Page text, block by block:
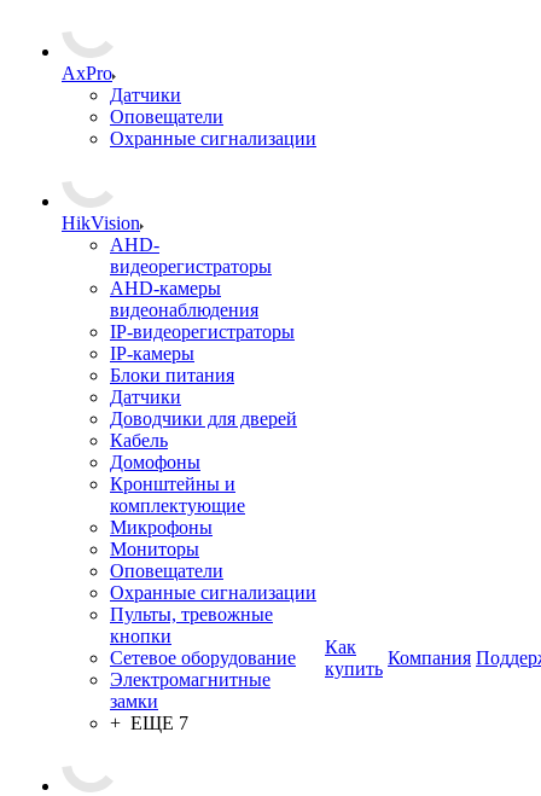
AxPro
Датчики
Оповещатели
Охранные сигнализации
HikVision
AHD-
видеорегистраторы
AHD-камеры
видеонаблюдения
IP-видеорегистраторы
IP-камеры
Блоки питания
Датчики
Доводчики для дверей
Кабель
Домофоны
Кронштейны и
комплектующие
Микрофоны
Мониторы
Оповещатели
Охранные сигнализации
Пульты, тревожные
кнопки
Сетевое оборудование
Электромагнитные
замки
+ ЕЩЕ 7
Как
купить
Компания